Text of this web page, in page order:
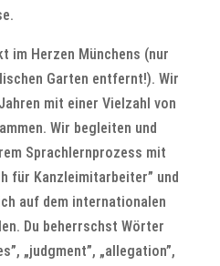
im Herzen Münchens (nur
Garten entfernt!). Wir
mit einer Vielzahl von
Wir begleiten und
Sprachlernprozess mit
für Kanzleimitarbeiter” und
auf dem internationalen
Du beherrschst Wörter
„judgment”, „allegation”,